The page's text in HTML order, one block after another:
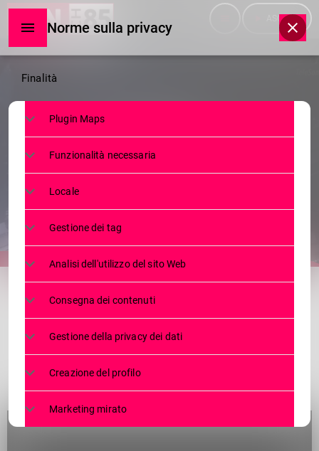
ASCOLTA
TELEGIORNALE
TG MERCOLEDÌ 27.09.2023
share
email
Norme sulla privacy
Norme
sulla
privacy
Finalità
Plugin Maps
Funzionalità necessaria
Locale
Gestione dei tag
Analisi dell'utilizzo del sito Web
Consegna dei contenuti
Gestione della privacy dei dati
Creazione del profilo
Marketing mirato